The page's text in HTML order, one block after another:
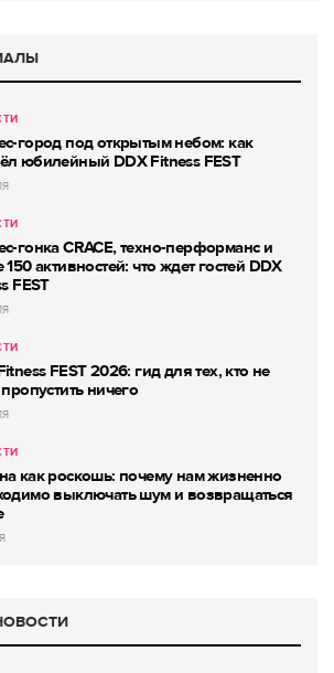
город под открытым небом: как
юбилейный DDX Fitness FEST
гонка CRACE, техно-перформанс и
150 активностей: что ждет гостей DDX
FEST
FEST 2026: гид для тех, кто не
ничего
как роскошь: почему нам жизненно
выключать шум и возвращаться